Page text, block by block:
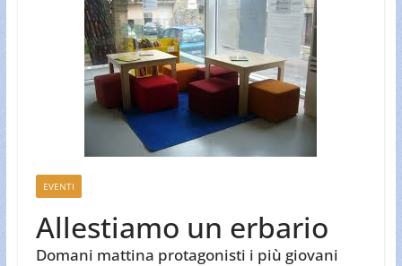
EVENTI
Allestiamo un erbario
Domani mattina protagonisti i più giovani